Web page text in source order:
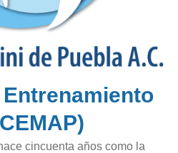
cincuenta años como la